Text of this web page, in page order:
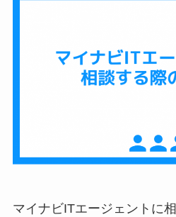
マイナビITエージェントに